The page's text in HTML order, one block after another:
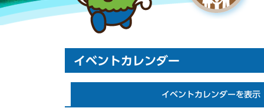
イベントカレンダー
イベントカレンダーを表示